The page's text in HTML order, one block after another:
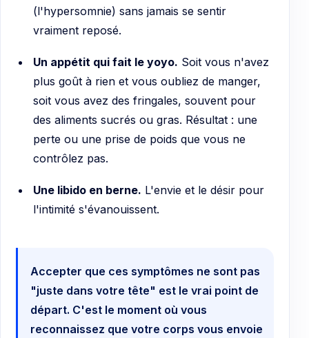
(l'hypersomnie) sans jamais se sentir
vraiment reposé.
Un appétit qui fait le yoyo. Soit vous n'avez
plus goût à rien et vous oubliez de manger,
soit vous avez des fringales, souvent pour
des aliments sucrés ou gras. Résultat : une
perte ou une prise de poids que vous ne
contrôlez pas.
Une libido en berne. L'envie et le désir pour
l'intimité s'évanouissent.
Accepter que ces symptômes ne sont pas
"juste dans votre tête" est le vrai point de
départ. C'est le moment où vous
reconnaissez que votre corps vous envoie